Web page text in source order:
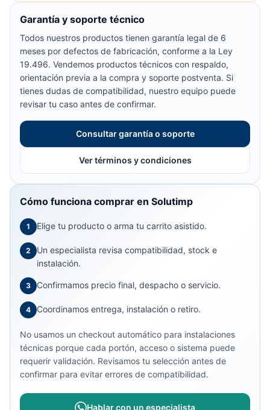
Garantía y soporte técnico
Todos nuestros productos tienen garantía legal de 6
meses por defectos de fabricación, conforme a la Ley
19.496. Vendemos productos técnicos con respaldo,
orientación previa a la compra y soporte postventa. Si
tienes dudas de compatibilidad, nuestro equipo puede
revisar tu caso antes de confirmar.
Consultar garantía o soporte
Ver términos y condiciones
Cómo funciona comprar en Solutimp
1 Elige tu producto o arma tu carrito asistido.
2
Un especialista revisa compatibilidad, stock e
instalación.
3 Confirmamos precio final, despacho o servicio.
4 Coordinamos entrega, instalación o retiro.
No usamos un checkout automático para instalaciones
técnicas porque cada portón, acceso o sistema puede
requerir validación. Revisamos tu selección antes de
confirmar para evitar errores de compatibilidad.
Hablar con un especialista